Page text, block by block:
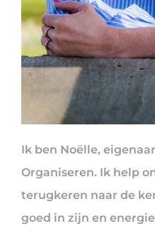
Ik ben Noëlle,
Organiseren. Ik help
terugkeren naar de
goed in zijn en